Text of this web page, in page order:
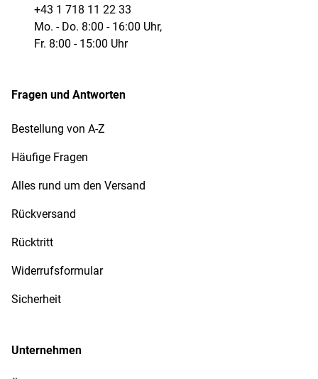
+43 1 718 11 22 33
Mo. - Do. 8:00 - 16:00 Uhr,
Fr. 8:00 - 15:00 Uhr
Fragen und Antworten
Bestellung von A-Z
Häufige Fragen
Alles rund um den Versand
Rückversand
Rücktritt
Widerrufsformular
Sicherheit
Unternehmen